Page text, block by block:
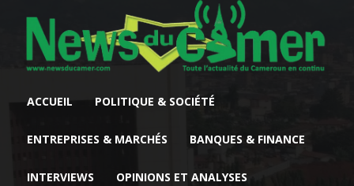
ACCUEIL POLITIQUE & SOCIÉTÉ
ENTREPRISES & MARCHÉS BANQUES & FINANCE
INTERVIEWS OPINIONS ET ANALYSES